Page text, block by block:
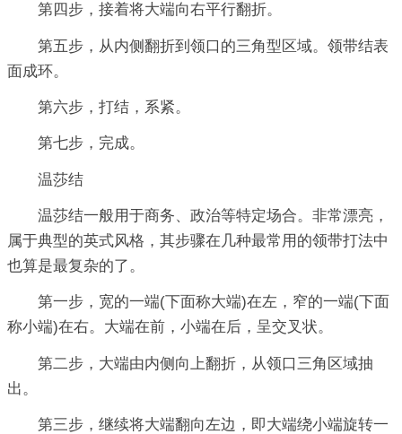
第四步，接着将大端向右平行翻折。
第五步，从内侧翻折到领口的三角型区域。领带结表
面成环。
第六步，打结，系紧。
第七步，完成。
温莎结
温莎结一般用于商务、政治等特定场合。非常漂亮，
属于典型的英式风格，其步骤在几种最常用的领带打法中
也算是最复杂的了。
第一步，宽的一端(下面称大端)在左，窄的一端(下面
称小端)在右。大端在前，小端在后，呈交叉状。
第二步，大端由内侧向上翻折，从领口三角区域抽
出。
第三步，继续将大端翻向左边，即大端绕小端旋转一